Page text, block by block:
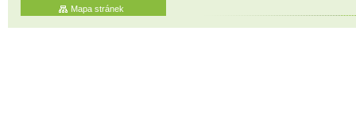
Mapa stránek